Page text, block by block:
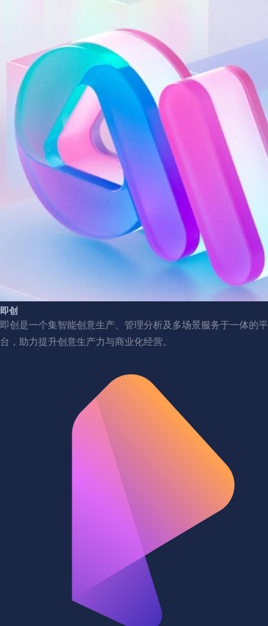
即创
即创是一个集智能创意生产、管理分析及多场景服务于一体的平
台，助力提升创意生产力与商业化经营。